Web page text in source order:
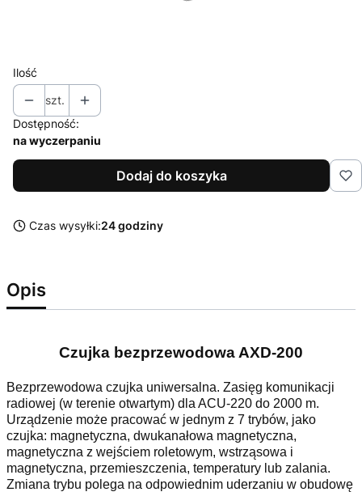
Ilość
szt.
Dostępność:
na wyczerpaniu
Dodaj do koszyka
Czas wysyłki:24 godziny
Opis
Czujka bezprzewodowa AXD-200
Bezprzewodowa czujka uniwersalna. Zasięg komunikacji
radiowej (w terenie otwartym) dla ACU-220 do 2000 m.
Urządzenie może pracować w jednym z 7 trybów, jako
czujka: magnetyczna, dwukanałowa magnetyczna,
magnetyczna z wejściem roletowym, wstrząsowa i
magnetyczna, przemieszczenia, temperatury lub zalania.
Zmiana trybu polega na odpowiednim uderzaniu w obudowę